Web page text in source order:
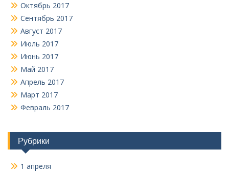
Октябрь 2017
Сентябрь 2017
Август 2017
Июль 2017
Июнь 2017
Май 2017
Апрель 2017
Март 2017
Февраль 2017
Рубрики
1 апреля